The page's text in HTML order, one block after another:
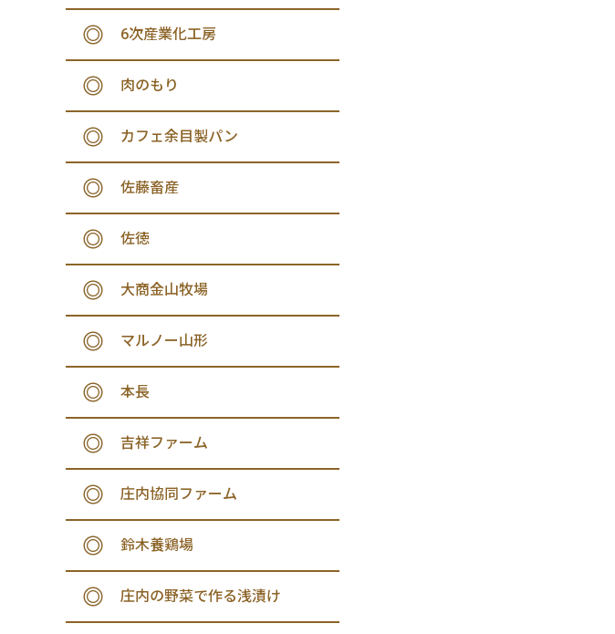
6次産業化工房
肉のもり
カフェ余目製パン
佐藤畜産
佐徳
大商金山牧場
マルノー山形
本長
吉祥ファーム
庄内協同ファーム
鈴木養鶏場
庄内の野菜で作る浅漬け